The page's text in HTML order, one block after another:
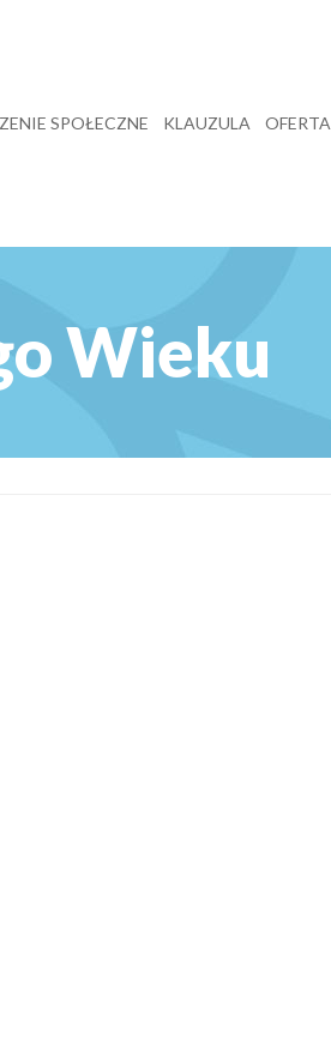
SPOŁECZNE KLAUZULA OFERTA
Wieku